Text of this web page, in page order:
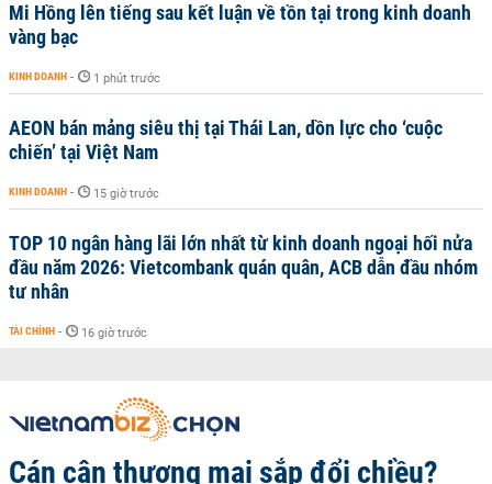
Mi Hồng lên tiếng sau kết luận về tồn tại trong kinh doanh
vàng bạc
KINH DOANH - 1 phút trước
AEON bán mảng siêu thị tại Thái Lan, dồn lực cho ‘cuộc
chiến’ tại Việt Nam
KINH DOANH - 15 giờ trước
TOP 10 ngân hàng lãi lớn nhất từ kinh doanh ngoại hối nửa
đầu năm 2026: Vietcombank quán quân, ACB dẫn đầu nhóm
tư nhân
TÀI CHÍNH - 16 giờ trước
Cán cân thương mại sắp đổi chiều?